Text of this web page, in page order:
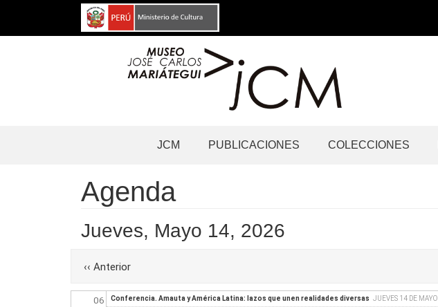
Navegación
JCM PUBLICACIONES COLECCIONES
Agenda
Jueves, Mayo 14, 2026
Paginación
‹‹ Anterior
03
04
05
06 Conferencia. Amauta y América Latina: lazos que unen realidades diversas JUEVES 14 DE MAYO